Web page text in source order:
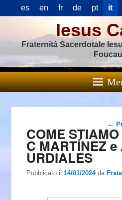
es en fr de pt it
Iesus
Fraternitá Sacerdotale
←
COME
C MARTÍNEZ e
URDIALES
Pubblicato il14/01/2024 da